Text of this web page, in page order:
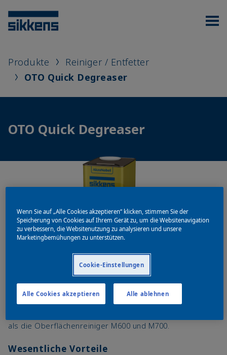
Produkte
Reiniger / Entfetter
OTO Quick Degreaser
OTO Quick Degreaser
Lösemittelhaltiger Reiniger mit starken, hochlösenden
Reinigungseigenschaften für blanke Stahloberflächen und
ausgehärtete Lackschichten (mit Ausnahme von
als die Oberflächenreiniger M600 und M700.
Wesentliche Vorteile
Wenn Sie auf „Alle Cookies akzeptieren“ klicken, stimmen Sie der
Speicherung von Cookies auf Ihrem Gerät zu, um die Websitenavigation
zu verbessern, die Websitenutzung zu analysieren und unsere
Marketingbemühungen zu unterstützen.
Cookie-Einstellungen
Alle ablehnen
Alle Cookies akzeptieren